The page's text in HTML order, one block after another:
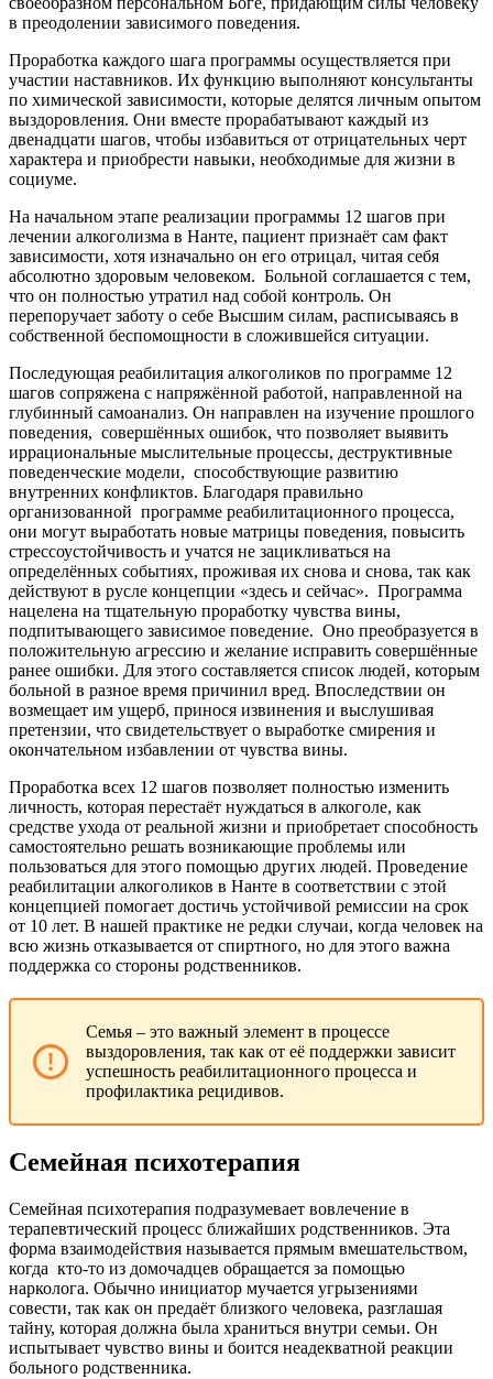
в преодолении зависимого поведения.
Проработка каждого шага программы осуществляется при
участии наставников. Их функцию выполняют консультанты
по химической зависимости, которые делятся личным опытом
выздоровления. Они вместе прорабатывают каждый из
двенадцати шагов, чтобы избавиться от отрицательных черт
характера и приобрести навыки, необходимые для жизни в
социуме.
На начальном этапе реализации программы 12 шагов при
лечении алкоголизма в Нанте, пациент признаёт сам факт
зависимости, хотя изначально он его отрицал, читая себя
абсолютно здоровым человеком. Больной соглашается с тем,
что он полностью утратил над собой контроль. Он
перепоручает заботу о себе Высшим силам, расписываясь в
собственной беспомощности в сложившейся ситуации.
Последующая реабилитация алкоголиков по программе 12
шагов сопряжена с напряжённой работой, направленной на
глубинный самоанализ. Он направлен на изучение прошлого
поведения, совершённых ошибок, что позволяет выявить
иррациональные мыслительные процессы, деструктивные
поведенческие модели, способствующие развитию
внутренних конфликтов. Благодаря правильно
организованной программе реабилитационного процесса,
они могут выработать новые матрицы поведения, повысить
стрессоустойчивость и учатся не зацикливаться на
определённых событиях, проживая их снова и снова, так как
действуют в русле концепции «здесь и сейчас». Программа
нацелена на тщательную проработку чувства вины,
подпитывающего зависимое поведение. Оно преобразуется в
положительную агрессию и желание исправить совершённые
ранее ошибки. Для этого составляется список людей, которым
больной в разное время причинил вред. Впоследствии он
возмещает им ущерб, принося извинения и выслушивая
претензии, что свидетельствует о выработке смирения и
окончательном избавлении от чувства вины.
Проработка всех 12 шагов позволяет полностью изменить
личность, которая перестаёт нуждаться в алкоголе, как
средстве ухода от реальной жизни и приобретает способность
самостоятельно решать возникающие проблемы или
пользоваться для этого помощью других людей. Проведение
реабилитации алкоголиков в Нанте в соответствии с этой
концепцией помогает достичь устойчивой ремиссии на срок
от 10 лет. В нашей практике не редки случаи, когда человек на
всю жизнь отказывается от спиртного, но для этого важна
поддержка со стороны родственников.
Семья – это важный элемент в процессе
выздоровления, так как от её поддержки зависит
успешность реабилитационного процесса и
профилактика рецидивов.
Семейная психотерапия
Семейная психотерапия подразумевает вовлечение в
терапевтический процесс ближайших родственников. Эта
форма взаимодействия называется прямым вмешательством,
когда кто-то из домочадцев обращается за помощью
нарколога. Обычно инициатор мучается угрызениями
совести, так как он предаёт близкого человека, разглашая
тайну, которая должна была храниться внутри семьи. Он
испытывает чувство вины и боится неадекватной реакции
больного родственника.